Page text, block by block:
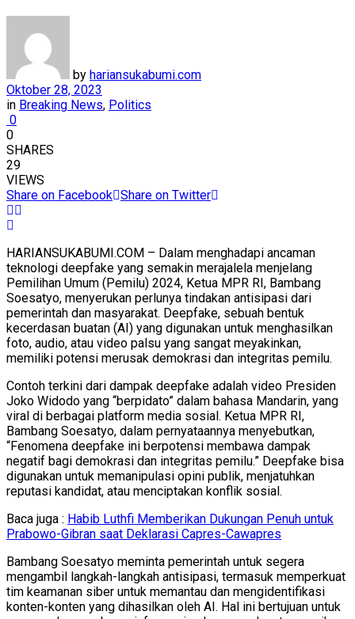
by hariansukabumi.com
Oktober 28, 2023
in Breaking News, Politics
0
0
SHARES
29
VIEWS
Share on Facebook Share on Twitter
HARIANSUKABUMI.COM – Dalam menghadapi ancaman
teknologi deepfake yang semakin merajalela menjelang
Pemilihan Umum (Pemilu) 2024, Ketua MPR RI, Bambang
Soesatyo, menyerukan perlunya tindakan antisipasi dari
pemerintah dan masyarakat. Deepfake, sebuah bentuk
kecerdasan buatan (AI) yang digunakan untuk menghasilkan
foto, audio, atau video palsu yang sangat meyakinkan,
memiliki potensi merusak demokrasi dan integritas pemilu.
Contoh terkini dari dampak deepfake adalah video Presiden
Joko Widodo yang “berpidato” dalam bahasa Mandarin, yang
viral di berbagai platform media sosial. Ketua MPR RI,
Bambang Soesatyo, dalam pernyataannya menyebutkan,
“Fenomena deepfake ini berpotensi membawa dampak
negatif bagi demokrasi dan integritas pemilu.” Deepfake bisa
digunakan untuk memanipulasi opini publik, menjatuhkan
reputasi kandidat, atau menciptakan konflik sosial.
Baca juga : Habib Luthfi Memberikan Dukungan Penuh untuk
Prabowo-Gibran saat Deklarasi Capres-Cawapres
Bambang Soesatyo meminta pemerintah untuk segera
mengambil langkah-langkah antisipasi, termasuk memperkuat
tim keamanan siber untuk memantau dan mengidentifikasi
konten-konten yang dihasilkan oleh AI. Hal ini bertujuan untuk